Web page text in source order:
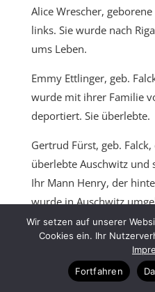
Alice Wrescher,
links. Sie wurde nach
ums Leben.
Emmy Ettlinger, geb.
wurde mit ihrer Familie
deportiert. Sie überlebte.
Gertrud Fürst, geb.
überlebte Auschwitz und
Ihr Mann Henry, der
wurde in Auschwitz
Juliane Mansbacher,
rechts, wurde in
zusammen mit der
Wir setzen auf unserer
Cookies ein. Ihr
Fortfahren